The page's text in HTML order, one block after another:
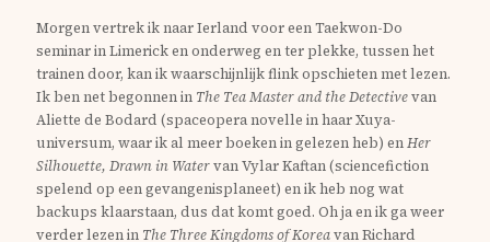
Morgen vertrek ik naar Ierland voor een Taekwon-Do
seminar in Limerick en onderweg en ter plekke, tussen het
trainen door, kan ik waarschijnlijk flink opschieten met lezen.
Ik ben net begonnen in The Tea Master and the Detectivevan
Aliette de Bodard (spaceopera novelle in haar Xuya-
universum, waar ik al meer boeken in gelezen heb) enHer
Silhouette, Drawn in Watervan Vylar Kaftan (sciencefiction
spelend op een gevangenisplaneet) en ik heb nog wat
backups klaarstaan, dus dat komt goed. Oh ja en ik ga weer
verder lezen in The Three Kingdoms of Koreavan Richard